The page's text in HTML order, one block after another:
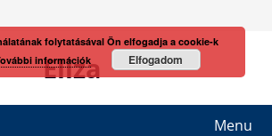
Eliza
Menu
folytatásával Ön elfogadja a cookie-k
információk Elfogadom